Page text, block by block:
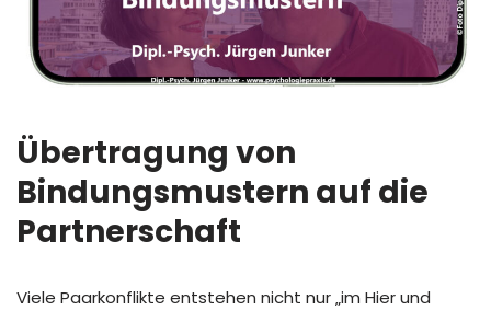
Übertragung von
Bindungsmustern auf die
Partnerschaft
Viele Paarkonflikte entstehen nicht nur „im Hier und